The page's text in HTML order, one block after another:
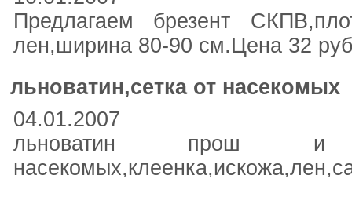
Предлагаем брезент
лен,ширина 80-90 см.Цена 32
льноватин,сетка от насекомых
04.01.2007
льноватин прош